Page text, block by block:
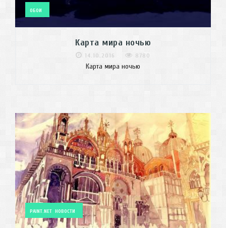
ОБОИ
Карта мира ночью
14.10.2016 8780
Карта мира ночью
PAINT.NET НОВОСТИ